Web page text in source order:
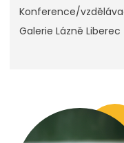
Konference/
Galerie Lázně Liberec